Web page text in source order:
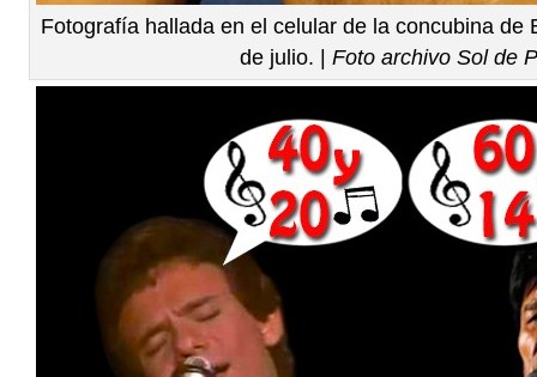
Fotografía hallada en el celular de la concubina de
de julio. |Foto archivo Sol de